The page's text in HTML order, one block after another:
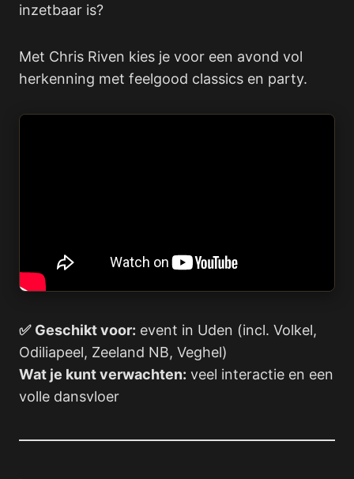
inzetbaar is?
Met Chris Riven kies je voor een avond vol
herkenning met feelgood classics en party.
✅ Geschikt voor: event in Uden (incl. Volkel,
Odiliapeel, Zeeland NB, Veghel)
Wat je kunt verwachten: veel interactie en een
volle dansvloer